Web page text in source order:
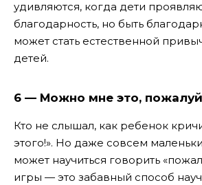
удивляются, когда дети
благодарность, но быть
может стать естественной
детей.
6 — Можно мне это,
Кто не слышал, как ребенок
этого!». Но даже совсем
может научиться говорить
игры — это забавный способ